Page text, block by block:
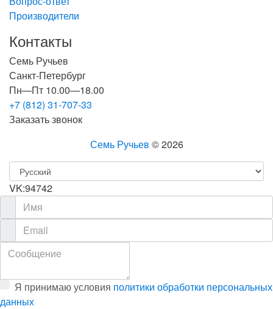
Производители
Контакты
Семь Ручьев
Санкт-Петербург
Пн—Пт 10.00—18.00
+7 (812) 31-707-33
Заказать звонок
Семь Ручьев © 2026
VK:94742
Я принимаю условия политики обработки персональных
данных